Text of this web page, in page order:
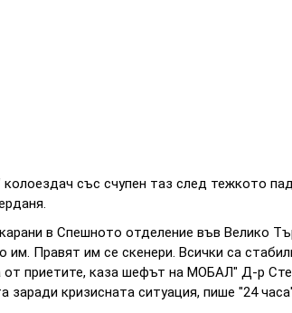
колоездач със счупен таз след тежкото
в Спешното отделение във Велико
им. Правят им се скенери. Всички са
приетите, каза шефът на МОБАЛ" Д-р
заради кризисната ситуация, пише "24